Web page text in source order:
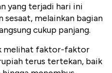
yang terjadi hari ini
sesaat, melainkan bagian
cukup panjang.
melihat faktor-faktor
terus tertekan, baik